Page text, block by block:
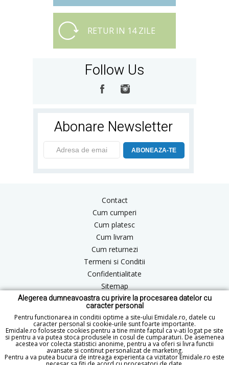
Alegerea dumneavoastra cu privire la procesarea datelor cu
caracter personal
Pentru functionarea in conditii optime a site-ului Emidale.ro, datele cu
caracter personal si cookie-urile sunt foarte importante.
Emidale.ro foloseste cookies pentru a tine minte faptul ca v-ati logat pe site
si pentru a va putea stoca produsele in cosul de cumparaturi. De asemenea
acestea vor colecta statistici anonime, pentru a va oferi si livra functii
avansate si continut personalizat de marketing.
Pentru a va putea bucura de intreaga experienta ca vizitator Emidale.ro este
RETUR IN 14 ZILE
Follow Us
Abonare Newsletter
ABONEAZA-TE
Contact
Cum cumperi
Cum platesc
Cum livram
Cum returnezi
Termeni si Conditii
Confidentialitate
Sitemap
Blog
ANPC
office@emidale.ro
© Copyright 2015 - 2026 emidale.ro